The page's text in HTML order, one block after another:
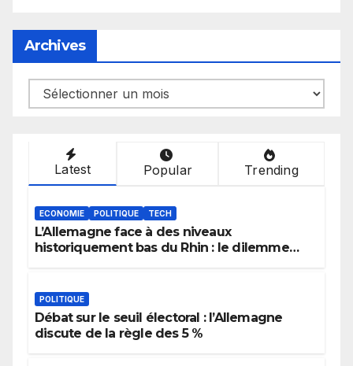
Archives
Archives
Latest Popular Trending
ECONOMIE POLITIQUE TECH
L’Allemagne face à des niveaux
historiquement bas du Rhin : le dilemme
POLITIQUE
Débat sur le seuil électoral : l’Allemagne
discute de la règle des 5 %